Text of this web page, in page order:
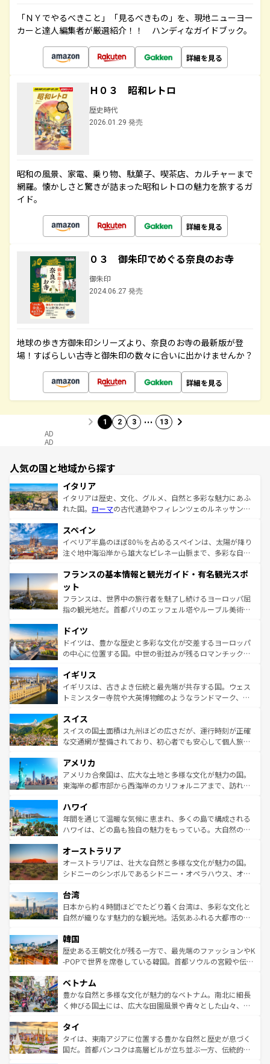
「ＮＹでやるべきこと」「見るべきもの」を、現地ニューヨー
カーと達人編集者が厳選紹介！！ ハンディなガイドブック。
詳細を見る
Ｈ０３ 昭和レトロ
歴史時代
2026.01.29 発売
昭和の風景、家電、乗り物、駄菓子、喫茶店、カルチャーまで
網羅。懐かしさと驚きが詰まった昭和レトロの魅力を旅するガ
イド。
詳細を見る
０３ 御朱印でめぐる奈良のお寺
御朱印
2024.06.27 発売
地球の歩き方御朱印シリーズより、奈良のお寺の最新版が登
場！すばらしい古寺と御朱印の数々に合いに出かけませんか？
詳細を見る
1 2 3 … 13
AD
AD
人気の国と地域から探す
イタリア
イタリアは歴史、文化、グルメ、自然と多彩な魅力にあふ
れた国。 ローマの古代遺跡やフィレンツェのルネッサンス
ろん、トスカーナの美しい田園風景やアマルフィ海岸の絶
景など、自然景観も見逃せない。観光の合間には、本場の
ピザやパスタなど、絶品のイタリア料理を堪能することも
ませてくれるイタリアで、忘れられない旅をしてみよう！
なお、新着のイタリア情報は
しい。
スペイン
イベリア半島のほぼ80％を占めるスペインは、太陽が降り
注ぐ地中海沿岸から雄大なピレネー山脈まで、多彩な自然
文化が根付くこの国では、情熱的なフラメンコ、熱気あふ
れる闘牛、そして美味しいタパスが生活の一部となってい
る。首都マドリードの洗練された雰囲気や、バルセロナの
アートに溢れた街角から、地方では古代ローマ遺跡や中世
せる。地方によって風土や気候が異なるスペインはその個
性で訪れる人を魅了する。 なお、新着のスペイン情報は コ
ンテンツ一覧を参照してほしい。
フランスの基本情報と観光ガイド・有名観光スポ
ット
フランスは、世界中の旅行者を魅了し続けるヨーロッパ屈
指の観光地だ。首都パリのエッフェル塔やルーブル美術館
で、幅広い魅力が詰まっている。華麗な宮殿、歴史的な大
聖堂、美しいビーチ、そして豊かな自然が、訪れる者を心
から魅了する。また、フランスは美食の国としても知ら
いる。シャンパンの発祥地であるランス、プロヴァンスの
香り高いラベンダー畑など、多彩な楽しみ方が可能だ。さ
らに、パリ以外の地域にも魅力が溢れており、どの街角に
れる地方に足を運ぶとそれぞれで全く異なる文化を体験で
きるだろう。 なお、新着のフランス情報はコンテンツ一覧
を参照してほしい。
ドイツ
ドイツは、豊かな歴史と多彩な文化が交差するヨーロッパ
の中心に位置する国。中世の街並みが残るロマンチック街
顔を持つこの国は、どこを歩いても飽きることがない。ベ
ルリンの文化的活気、バイエルン州のアルプスの絶景、そ
してライン川沿いのワイン畑といった風景は必見。ビール
は、お酒好きな人にはぜひ体験してほしい。 なお、新着の
ドイツ情報はコンテンツ一覧を参照してほしい。
イギリス
イギリスは、古きよき伝統と最先端が共存する国。ウェス
トミンスター寺院や大英博物館のようなランドマーク、歴
リアごとに異なる魅力がある。また、優雅なアフタヌーン
ティー、ビール好きにはたまらない英国パブ、サッカー観
戦など、本場だからこそできる体験も豊富。イギリスを旅
ンツ一覧を参照してほしい。
スイス
スイスの国土面積は九州ほどの広さだが、運行時刻が正確
な交通網が整備されており、初心者でも安心して個人旅行
の建物がそのまま残る町や、スイスならではのユニークな
博物館もあり、アルプス観光だけでなく町歩きも満喫する
ことができる。国民の所得が高いため物価も高いが、旅行
ば市内交通費無料で観光を楽しむこともできる。 なお、新
着のスイス情報はコンテンツ一覧 を参照してほしい。
アメリカ
アメリカ合衆国は、広大な土地と多様な文化が魅力の国。
東海岸の都市部から西海岸のカリフォルニアまで、訪れる
のような巨大都市は、観光、ショッピング、エンターテイ
ンメントが詰まった刺激的なスポットだ。一方、アメリカ
西部には大自然が広がり、グランドキャニオンやイエロー
部のニューオーリンズでは、音楽と美食が融合した独特の
文化が魅力。旅行者はアメリカの各地域で異なる魅力を楽
しみながら、その多様性と豊かな歴史を感じることができ
ならではの贅沢な旅のスタイルだ。 なお、新着のアメリカ
情報はコンテンツ一覧を参照してほしい。
ハワイ
年間を通じて温暖な気候に恵まれ、多くの島で構成される
ハワイは、どの島も独自の魅力をもっている。大自然の神
ワイ島は見逃せない。また、定番の観光地といえばオアフ
島だが、静かな自然を求めるならマウイ島やカウアイ島が
おすすめ。エメラルドグリーンに輝く海をはじめ、豊かな
れるおもてなしの心で訪れる人々を迎えてくれるハワイの
人々、おいしいローカルフードやハワイアンミュージッ
ク、伝統的なフラダンスなど、すべてがハワイの魅力を彩
ワイを、存分に味わってほしい。 なお、新着のハワイ情報
はコンテンツ一覧を参照してほしい。
オーストラリア
オーストラリアは、壮大な自然と多様な文化が魅力の国。
シドニーのシンボルであるシドニー・オペラハウス、オー
リアリーフや大陸中央部にそびえるウルル（エアーズロッ
ク）、タスマニアの美しい原生林やケアンズの熱帯雨林な
ど、見どころがたくさん。また、カフェやワイン、オージ
いる。アクティビティも充実しており、サーフィンやダイ
ビング、ハイキングなど、アウトドア好きにはたまらな
い。オーストラリアの多彩な魅力を存分に味わいつくそ
参照してほしい。
台湾
日本から約４時間ほどでたどり着く台湾は、多彩な文化と
自然が織りなす魅力的な観光地。活気あふれる大都市の台
ン）、静ひつな山岳地帯である台湾東部など、都市の喧騒
と山間の静けさが共存しており、訪れる人に新しい発見と
驚きをもたらしてくれる。また、奥深い台湾の食文化も魅
容にもいいと評判のスイーツなど、バラエティ豊かな料理
が味わえる。 なお、新着の台湾情報は コンテンツ一覧を参
照してほしい。
韓国
歴史ある王朝文化が残る一方で、最先端のファッションやK
-POPで世界を席巻している韓国。首都ソウルの宮殿や伝統
き、地方に足を延ばせば四季折々の自然美を楽しむことが
できる。そして、キムチや焼肉、絶品のストリートフード
まで、さまざまな韓国料理が待っている。夜には、韓国な
リティに包まれながら、韓国の多彩な魅力を心ゆくまで味
わってみてほしい。 なお、新着の韓国情報はコンテンツ一
覧を参照してほしい。
ベトナム
豊かな自然と多様な文化が魅力的なベトナム。南北に細長
く伸びる国土には、広大な田園風景や青々とした山々、世
急速な発展と共に伝統が息づく。ハノイの古い町並みやホ
ーチミン市のフランス統治時代の建物も、独特の雰囲気を
醸し出している。また、バラエティの豊かさとおいしさで
タイ
タイは、東南アジアに位置する豊かな自然と歴史が息づく
国だ。首都バンコクは高層ビルが立ち並ぶ一方、伝統的な